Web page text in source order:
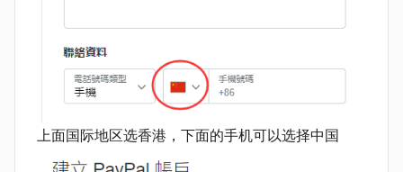
上面国际地区选香港，下面的手机可以选择中国